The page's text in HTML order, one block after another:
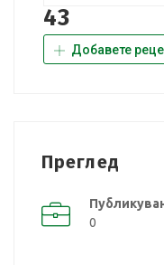
43
Добавете
Преглед
0